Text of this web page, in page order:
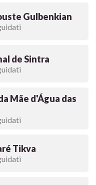
Gulbenkian
de Sintra
Mãe d'Água das
Tikva